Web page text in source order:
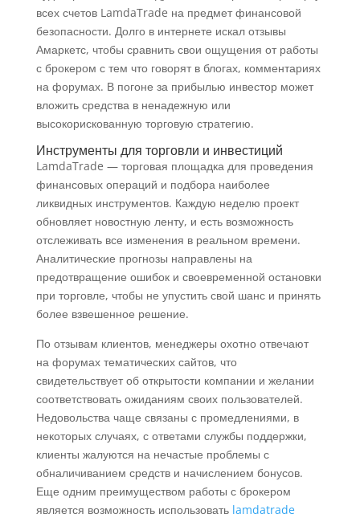
всех счетов LamdaTrade на предмет финансовой
безопасности. Долго в интернете искал отзывы
Амаркетс, чтобы сравнить свои ощущения от работы
с брокером с тем что говорят в блогах, комментариях
на форумах. В погоне за прибылью инвестор может
вложить средства в ненадежную или
высокорискованную торговую стратегию.
Инструменты для торговли и инвестиций
LamdaTrade — торговая площадка для проведения
финансовых операций и подбора наиболее
ликвидных инструментов. Каждую неделю проект
обновляет новостную ленту, и есть возможность
отслеживать все изменения в реальном времени.
Аналитические прогнозы направлены на
предотвращение ошибок и своевременной остановки
при торговле, чтобы не упустить свой шанс и принять
более взвешенное решение.
По отзывам клиентов, менеджеры охотно отвечают
на форумах тематических сайтов, что
свидетельствует об открытости компании и желании
соответствовать ожиданиям своих пользователей.
Недовольства чаще связаны с промедлениями, в
некоторых случаях, с ответами службы поддержки,
клиенты жалуются на нечастые проблемы с
обналичиванием средств и начислением бонусов.
Еще одним преимуществом работы с брокером
является возможность использовать lamdatrade